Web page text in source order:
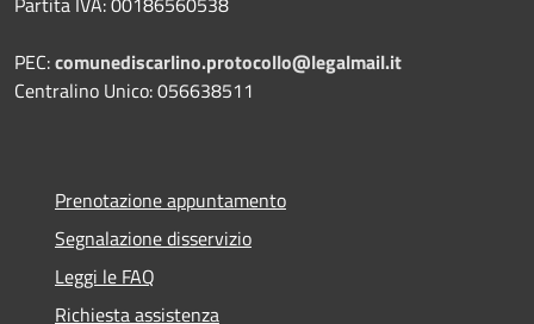
PEC:comunediscarlino.protocollo@legalmail.it
Centralino Unico: 056638511
Prenotazione appuntamento
Segnalazione disservizio
Leggi le FAQ
Richiesta assistenza